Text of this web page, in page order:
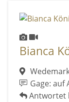
Bianca
Gage: auf
Antwortet